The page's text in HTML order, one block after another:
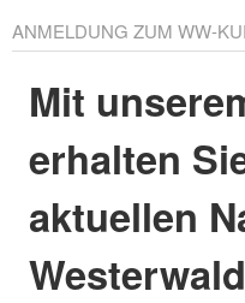
ANMELDUNG ZUM WW-
Mit
erhalten
aktuellen